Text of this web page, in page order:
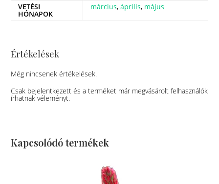
VETÉSI
HÓNAPOK
március,április, május
Értékelések
Még nincsenek értékelések.
Csak bejelentkezett és a terméket már megvásárolt felhasználók
írhatnak véleményt.
Kapcsolódó termékek